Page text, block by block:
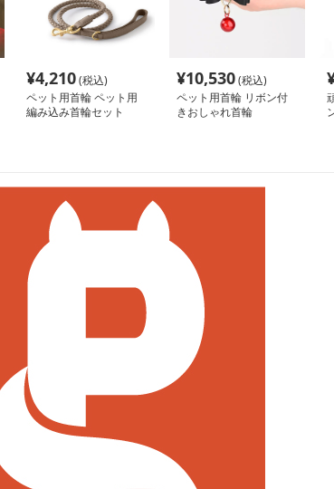
¥4,210(税込)
ペット用首輪 ペット用
編み込み首輪セット
¥10,530(税込)
ペット用首輪 リボン付
きおしゃれ首輪